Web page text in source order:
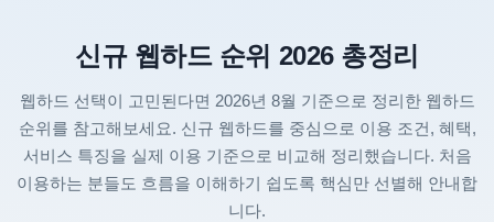
신규 웹하드 순위 2026 총정리
웹하드 선택이 고민된다면 2026년 8월 기준으로 정리한 웹하드
순위를 참고해보세요. 신규 웹하드를 중심으로 이용 조건, 혜택,
서비스 특징을 실제 이용 기준으로 비교해 정리했습니다. 처음
이용하는 분들도 흐름을 이해하기 쉽도록 핵심만 선별해 안내합
니다.